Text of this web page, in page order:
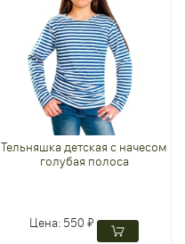
Тельняшка детская с начесом
голубая полоса
Цена: 550 ₽